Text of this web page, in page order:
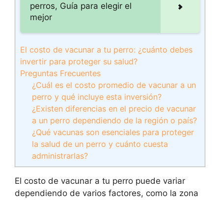
perros, Guía para elegir el
mejor
El costo de vacunar a tu perro: ¿cuánto debes
invertir para proteger su salud?
Preguntas Frecuentes
¿Cuál es el costo promedio de vacunar a un
perro y qué incluye esta inversión?
¿Existen diferencias en el precio de vacunar
a un perro dependiendo de la región o país?
¿Qué vacunas son esenciales para proteger
la salud de un perro y cuánto cuesta
administrarlas?
El costo de vacunar a tu perro puede variar
dependiendo de varios factores, como la zona